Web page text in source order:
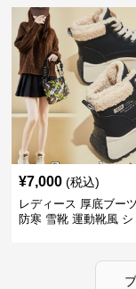
¥7,000 (税込)
レディース 厚底ブー
防寒 雪靴 運動靴風 シ